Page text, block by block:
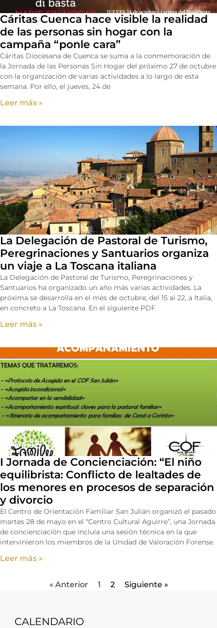
Cáritas Cuenca hace visible la realidad
de las personas sin hogar con la
campaña “ponle cara”
Cáritas Diocesana de Cuenca se suma a la conmemoración de
la Jornada de las Personas Sin Hogar del próximo 27 de octubre
con la organización de varias actividades a lo largo de esta
semana. Por ello, el jueves, 24 de
Leer más »
La Delegación de Pastoral de Turismo,
Peregrinaciones y Santuarios organiza
un viaje a La Toscana italiana
La Delegación de Pastoral de Turismo, Peregrinaciones y
Santuarios ha organizado un año más varias actividades. La
próxima se desarrolla en el mes de octubre, del 15 al 22, a Italia,
en concreto a La Toscana. En el siguiente PDF
Leer más »
I Jornada de Concienciación: “El niño
equilibrista: Conflicto de lealtades de
los menores en procesos de separación
y divorcio
El Centro de Orientación Familiar San Julián organizó el pasado
martes 28 de mayo en el “Centro Cultural Aguirre”, una Jornada
de concienciación que incluía una sesión técnica en la que
intervinieron los miembros de la Unidad de Valoración Forense
Leer más »
« Anterior 1 2 Siguiente »
CALENDARIO